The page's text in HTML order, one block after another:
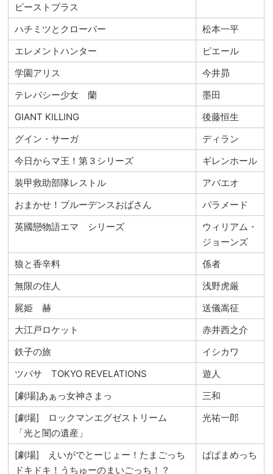
ビーストプラス
ハチミツとクローバー
松本一平
エレメントハンター
ピエール
学園アリス
今井昴
テレパシー少女 蘭
墨田
GIANT KILLING
後藤恒生
グイン・サーガ
ディラン
今日からマ王！第３シリーズ
ギレンホール
装甲救助部隊レストル
アバエオ
おまかせ！プルーデンスおばさん
パラメード
英國戀物語エマ シリーズ
ウィリアム・
ジョーンズ
狼と香辛料
係者
無限の住人
浅野虎厳
屍姫 赫
送儀嵩征
大江戸ロケット
赤井西之介
鉄子の旅
イシカワ
ツバサ TOKYO REVELATIONS
遊人
[劇場]あぁっ女神さまっ
三和
[劇場] ロックマンエグゼストリーム
「光と闇の遺産」
光祐一郎
[劇場] えいがでとーじょー！たまごっち
ドキドキ！うちゅーのまいごっち！？
ぱぱまめっち